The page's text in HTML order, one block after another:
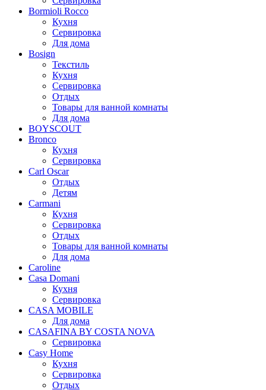
Bormioli Rocco
Кухня
Сервировка
Для дома
Bosign
Текстиль
Кухня
Сервировка
Отдых
Товары для ванной комнаты
Для дома
BOYSCOUT
Bronco
Кухня
Сервировка
Carl Oscar
Отдых
Детям
Carmani
Кухня
Сервировка
Отдых
Товары для ванной комнаты
Для дома
Caroline
Casa Domani
Кухня
Сервировка
CASA MOBILE
Для дома
CASAFINA BY COSTA NOVA
Сервировка
Casy Home
Кухня
Сервировка
Отдых